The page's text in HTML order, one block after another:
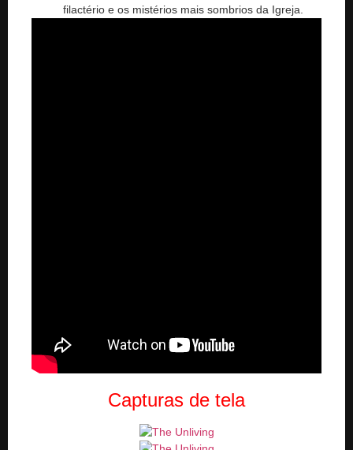
filactério e os mistérios mais sombrios da Igreja.
Capturas de tela